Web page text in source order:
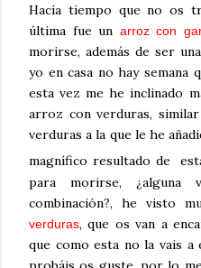
Hacía tiempo que no os
última fue un arroz con
morirse, además de ser
yo en casa no hay semana
esta vez me he inclinado
arroz con verduras,
verduras a la que le he
magnífico resultado de
para morirse, ¿alguna
combinación?, he visto
verduras, que os van a
que como esta no la vais